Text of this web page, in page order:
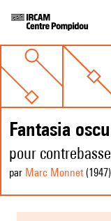
Fantasia
pour contrebasse
par Marc Monnet(1947)